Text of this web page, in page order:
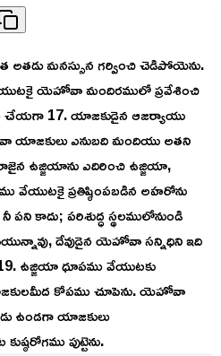
అతడు మనస్సున గర్వించి చెడిపోయెను.
యెహోవా మందిరములో ప్రవేశించి
17. యాజకుడైన ఆజర్యాయు
యాజకులు ఎనుబది మందియు అతని
ఉజ్జియాను ఎదిరించి ఉజ్జియా,
ప్రతిష్ఠింపబడిన అహరోను
కాదు; పరిశుద్ధ స్థలములోనుండి
దేవుడైన యెహోవా సన్నిధిని ఇది
ఉజ్జియా ధూపము వేయుటకు
కోపము చూపెను. యెహోవా
ఉండగా యాజకులు
పుట్టెను.